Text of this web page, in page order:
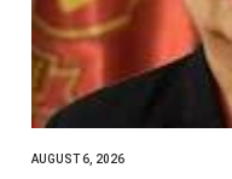
AUGUST 6, 2026